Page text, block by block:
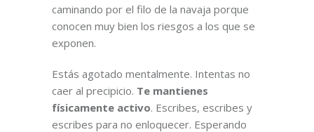
caminando por el filo de la navaja porque
conocen muy bien los riesgos a los que se
exponen.
Estás agotado mentalmente. Intentas no
caer al precipicio. Te mantienes
físicamente activo. Escribes, escribes y
escribes para no enloquecer. Esperando